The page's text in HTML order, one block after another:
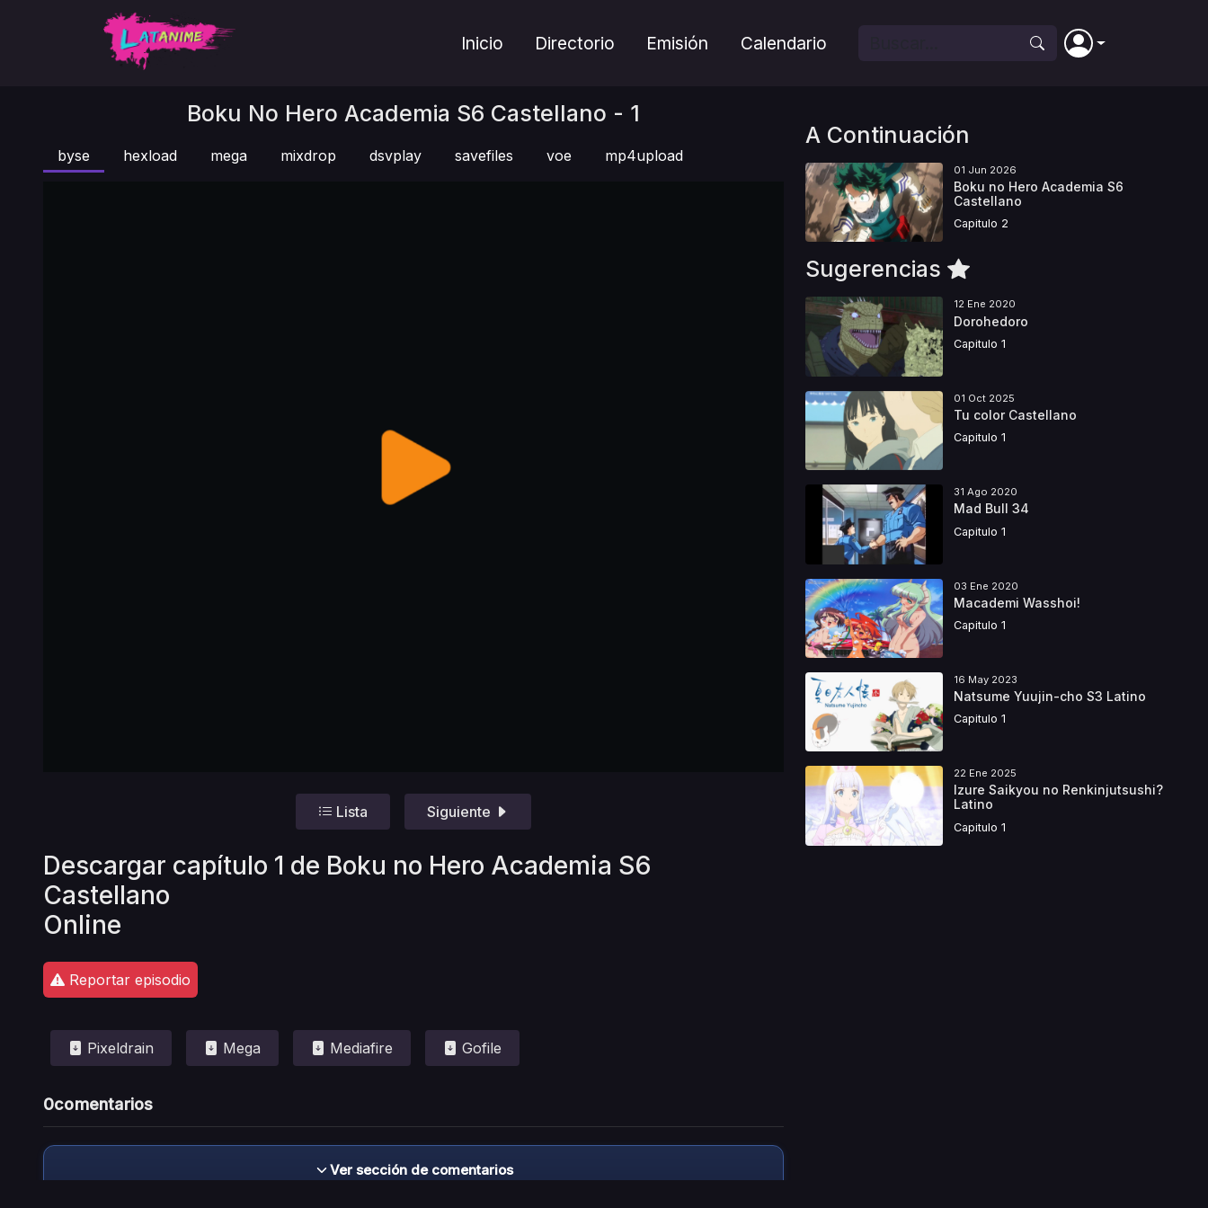
Inicio Directorio Emisión Calendario
Boku No Hero Academia S6 Castellano - 1
byse hexload mega mixdrop dsvplay savefiles voe mp4upload
Lista Siguiente
Descargar capítulo 1 de Boku no Hero Academia S6
Castellano
Online
Reportar episodio
Pixeldrain Mega Mediafire Gofile
0comentarios
Ver sección de comentarios
A Continuación
01 Jun 2026
Boku no Hero Academia S6
Castellano
Capitulo 2
Sugerencias
12 Ene 2020
Dorohedoro
Capitulo 1
01 Oct 2025
Tu color Castellano
Capitulo 1
31 Ago 2020
Mad Bull 34
Capitulo 1
03 Ene 2020
Macademi Wasshoi!
Capitulo 1
16 May 2023
Natsume Yuujin-cho S3 Latino
Capitulo 1
22 Ene 2025
Izure Saikyou no Renkinjutsushi?
Latino
Capitulo 1